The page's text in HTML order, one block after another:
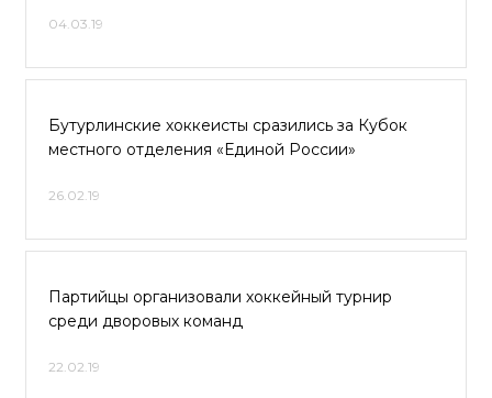
04.03.19
Бутурлинские хоккеисты сразились за Кубок
местного отделения «Единой России»
26.02.19
Партийцы организовали хоккейный турнир
среди дворовых команд
22.02.19